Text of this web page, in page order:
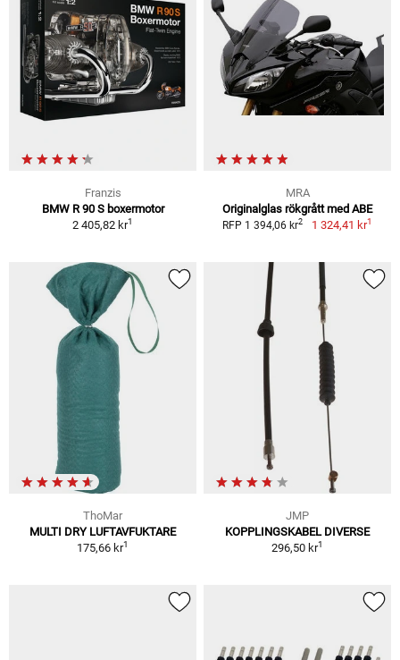
Franzis
BMW R 90 S boxermotor
2 405,82 kr1
MRA
Originalglas rökgrått med ABE
RFP 1 394,06 kr2 1 324,41 kr1
ThoMar
MULTI DRY LUFTAVFUKTARE
175,66 kr1
JMP
KOPPLINGSKABEL DIVERSE
296,50 kr1